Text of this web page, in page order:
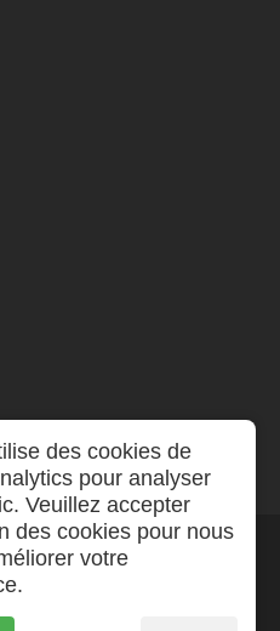
des cookies de
pour analyser
Veuillez accepter
des cookies pour nous
votre